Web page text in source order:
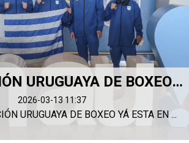
LA SELECCIÓN URUGUAYA DE BOXEO RUMBO A PANAMÁ
2026-03-13 11:37
URUGUAYA DE BOXEO YÁ ESTA EN ...